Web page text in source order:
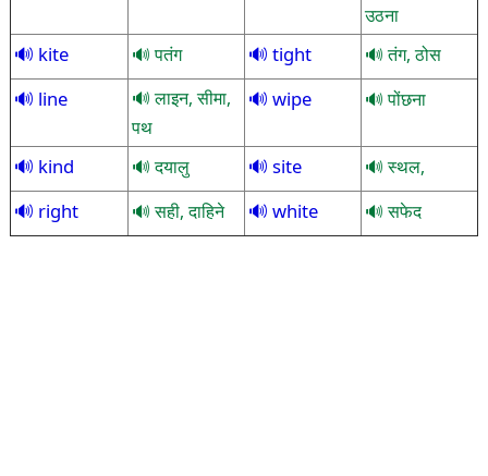
उठना
kite पतंग tight तंग, ठोस
line
लाइन, सीमा,
पथ
wipe पोंछना
kind दयालु site स्थल,
right सही, दाहिने white सफेद